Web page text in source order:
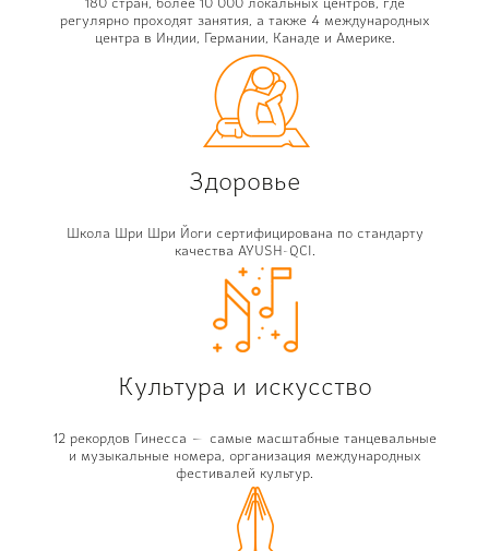
регулярно проходят занятия, а также 4 международных
центра в Индии, Германии, Канаде и Америке.
Здоровье
Школа Шри Шри Йоги сертифицирована по стандарту
качества AYUSH-QCI.
Культура и искусство
12 рекордов Гинесса — самые масштабные танцевальные
и музыкальные номера, организация международных
фестивалей культур.